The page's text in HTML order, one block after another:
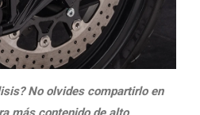
No olvides compartirlo en